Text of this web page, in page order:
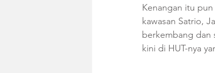
Kenangan itu
kawasan Satrio,
berkembang dan
kini di HUT-nya